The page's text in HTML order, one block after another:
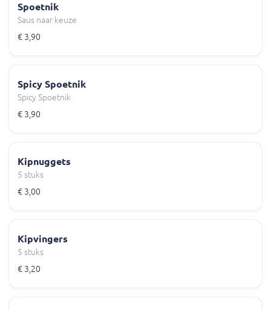
Spoetnik
Saus naar keuze
€ 3,90
Spicy Spoetnik
Spicy Spoetnik
€ 3,90
Kipnuggets
5 stuks
€ 3,00
Kipvingers
5 stuks
€ 3,20